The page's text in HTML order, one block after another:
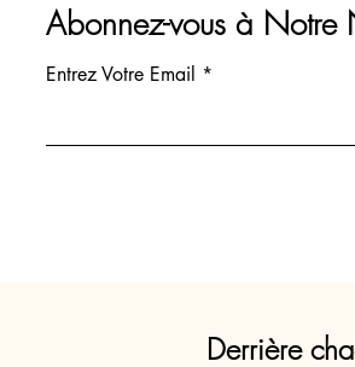
Derrière
Abonnez-vous à Notre
Entrez Votre Email